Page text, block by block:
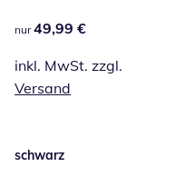
49,99 €
nur 49,99 €
inkl. MwSt. zzgl.
Versand
schwarz